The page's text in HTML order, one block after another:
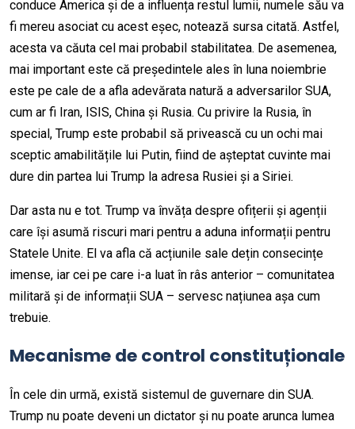
conduce America și de a influența restul lumii, numele său va
fi mereu asociat cu acest eșec, notează sursa citată. Astfel,
acesta va căuta cel mai probabil stabilitatea. De asemenea,
mai important este că președintele ales în luna noiembrie
este pe cale de a afla adevărata natură a adversarilor SUA,
cum ar fi Iran, ISIS, China și Rusia. Cu privire la Rusia, în
special, Trump este probabil să privească cu un ochi mai
sceptic amabilitățile lui Putin, fiind de așteptat cuvinte mai
dure din partea lui Trump la adresa Rusiei și a Siriei.
Dar asta nu e tot. Trump va învăța despre ofițerii și agenții
care își asumă riscuri mari pentru a aduna informații pentru
Statele Unite. El va afla că acțiunile sale dețin consecințe
imense, iar cei pe care i-a luat în râs anterior – comunitatea
militară și de informații SUA – servesc națiunea așa cum
trebuie.
Mecanisme de control constituționale
În cele din urmă, există sistemul de guvernare din SUA.
Trump nu poate deveni un dictator și nu poate arunca lumea